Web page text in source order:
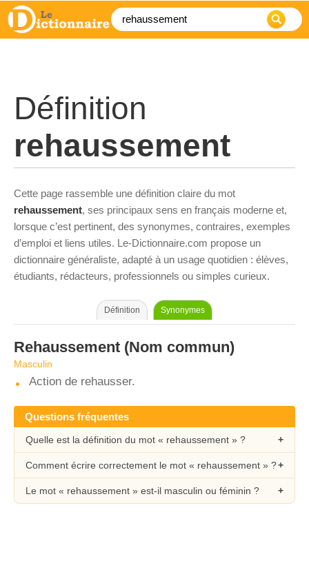
Définition
rehaussement
Cette page rassemble une définition claire du mot
rehaussement, ses principaux sens en français moderne et,
lorsque c’est pertinent, des synonymes, contraires, exemples
d’emploi et liens utiles. Le-Dictionnaire.com propose un
dictionnaire généraliste, adapté à un usage quotidien : élèves,
étudiants, rédacteurs, professionnels ou simples curieux.
Définition Synonymes
Rehaussement (Nom commun)
Masculin
Action de rehausser.
Questions fréquentes
Quelle est la définition du mot « rehaussement » ?
Comment écrire correctement le mot « rehaussement » ?
Le mot « rehaussement » est-il masculin ou féminin ?